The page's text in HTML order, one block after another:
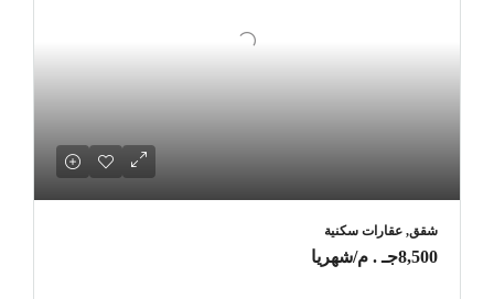
شقق, عقارات سكنية
8,500جـ . م /شهريا